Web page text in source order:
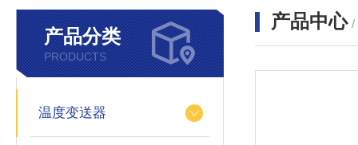
产品分类
PRODUCTS
温度变送器
产品中心 /